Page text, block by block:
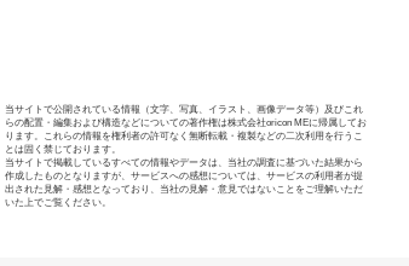
当サイトで公開されている情報（文字、写真、イラスト、画像データ等）及びこれ
らの配置・編集および構造などについての著作権は株式会社oricon MEに帰属してお
ります。これらの情報を権利者の許可なく無断転載・複製などの二次利用を行うこ
とは固く禁じております。
当サイトで掲載しているすべての情報やデータは、当社の調査に基づいた結果から
作成したものとなりますが、サービスへの感想については、サービスの利用者が提
出された見解・感想となっており、当社の見解・意見ではないことをご理解いただ
いた上でご覧ください。